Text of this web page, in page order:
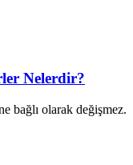
Nelerdir?
bağlı olarak değişmez.